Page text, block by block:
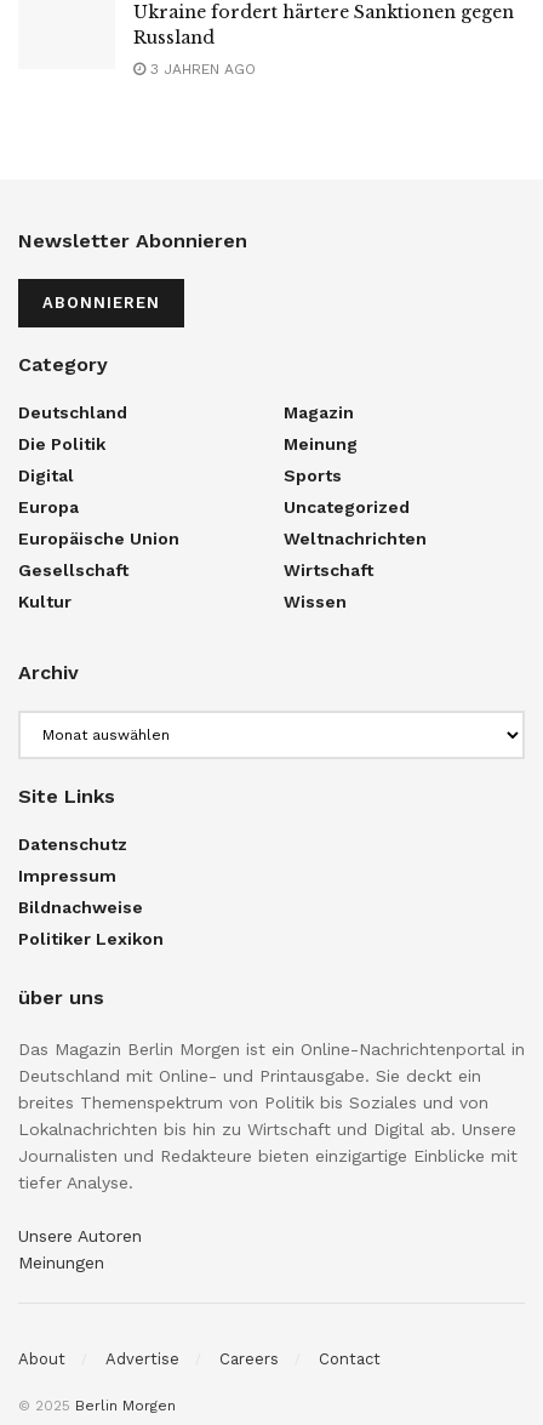
Ukraine fordert härtere Sanktionen gegen
Russland
3 JAHREN AGO
Newsletter Abonnieren
ABONNIEREN
Category
Deutschland
Die Politik
Digital
Europa
Europäische Union
Gesellschaft
Kultur
Magazin
Meinung
Sports
Uncategorized
Weltnachrichten
Wirtschaft
Wissen
Archiv
Site Links
Datenschutz
Impressum
Bildnachweise
Politiker Lexikon
über uns
Das Magazin Berlin Morgen ist ein Online-Nachrichtenportal in
Deutschland mit Online- und Printausgabe. Sie deckt ein
breites Themenspektrum von Politik bis Soziales und von
Lokalnachrichten bis hin zu Wirtschaft und Digital ab. Unsere
Journalisten und Redakteure bieten einzigartige Einblicke mit
tiefer Analyse.
Unsere Autoren
Meinungen
About Advertise Careers Contact
© 2025 Berlin Morgen